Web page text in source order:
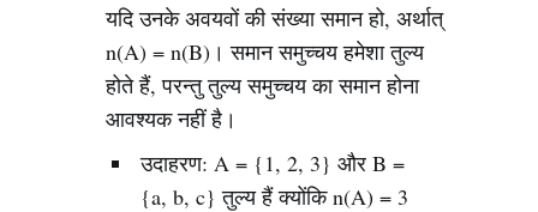
यदि उनके अवयवों की संख्या समान हो, अर्थात्
n(A) = n(B)। समान समुच्चय हमेशा तुल्य
होते हैं, परन्तु तुल्य समुच्चय का समान होना
आवश्यक नहीं है।
उदाहरण: A = {1, 2, 3} और B =
{a, b, c} तुल्य हैं क्योंकि n(A) = 3